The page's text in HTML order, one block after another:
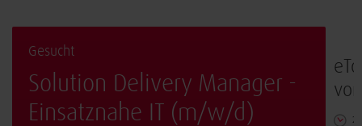
Gesucht
Solution Delivery Manager -
Einsatznahe IT (m/w/d)
2